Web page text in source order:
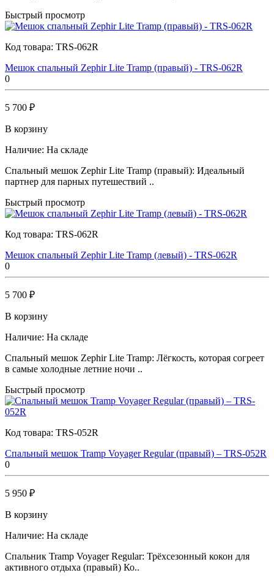
Быстрый просмотр
Код товара: TRS-062R
Мешок спальный Zephir Lite Tramp (правый) - TRS-062R
0
5 700 ₽
В корзину
Наличие: На складе
Спальный мешок Zephir Lite Tramp (правый): Идеальный
партнер для парных путешествий ..
Быстрый просмотр
Код товара: TRS-062R
Мешок спальный Zephir Lite Tramp (левый) - TRS-062R
0
5 700 ₽
В корзину
Наличие: На складе
Спальный мешок Zephir Lite Tramp: Лёгкость, которая согреет
в самые холодные летние ночи ..
Быстрый просмотр
Код товара: TRS-052R
Спальный мешок Tramp Voyager Regular (правый) – TRS-052R
0
5 950 ₽
В корзину
Наличие: На складе
Спальник Tramp Voyager Regular: Трёхсезонный кокон для
активного отдыха (правый) Ко..